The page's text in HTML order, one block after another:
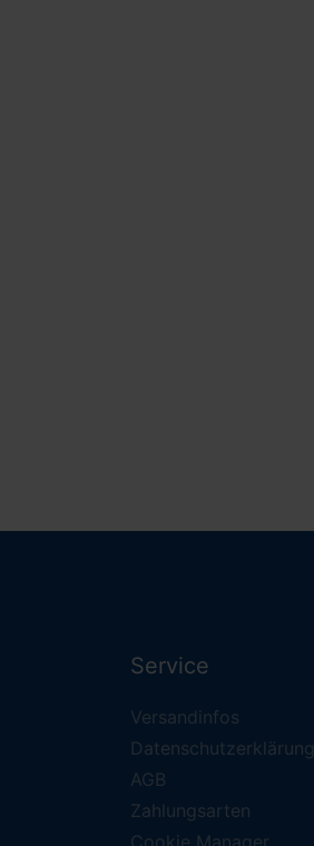
Service
Versandinfos
Datenschutzerklärung
AGB
Zahlungsarten